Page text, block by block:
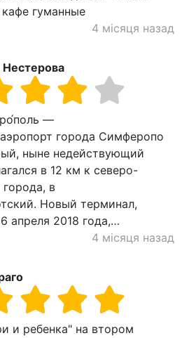
гуманные
4 місяця назад
—
города Симферопо
ныне недействующий
в 12 км к северо-
города, в
Новый терминал,
апреля 2018 года,…
4 місяця назад
и ребенка" на втором